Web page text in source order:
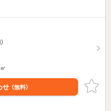
せ （無料）